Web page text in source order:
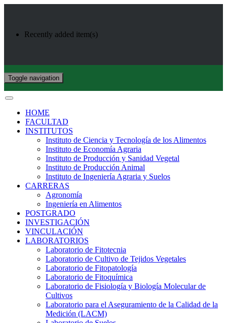
Recently added item(s)
Toggle navigation
HOME
FACULTAD
INSTITUTOS
Instituto de Ciencia y Tecnología de los Alimentos
Instituto de Economía Agraria
Instituto de Producción y Sanidad Vegetal
Instituto de Producción Animal
Instituto de Ingeniería Agraria y Suelos
CARRERAS
Agronomía
Ingeniería en Alimentos
POSTGRADO
INVESTIGACIÓN
VINCULACIÓN
LABORATORIOS
Laboratorio de Fitotecnia
Laboratorio de Cultivo de Tejidos Vegetales
Laboratorio de Fitopatología
Laboratorio de Fitoquímica
Laboratorio de Fisiología y Biología Molecular de
Cultivos
Laboratorio para el Aseguramiento de la Calidad de la
Medición (LACM)